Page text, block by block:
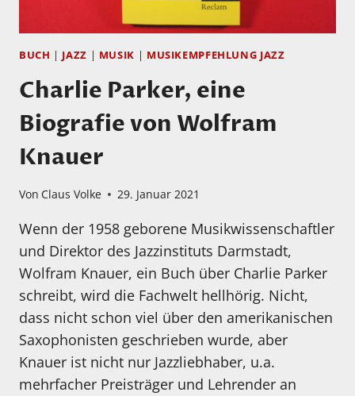
BUCH JAZZ MUSIK MUSIKEMPFEHLUNG JAZZ
Charlie Parker, eine
Biografie von Wolfram
Knauer
Von Claus Volke 29. Januar 2021
Wenn der 1958 geborene Musikwissenschaftler
und Direktor des Jazzinstituts Darmstadt,
Wolfram Knauer, ein Buch über Charlie Parker
schreibt, wird die Fachwelt hellhörig. Nicht,
dass nicht schon viel über den amerikanischen
Saxophonisten geschrieben wurde, aber
Knauer ist nicht nur Jazzliebhaber, u.a.
mehrfacher Preisträger und Lehrender an